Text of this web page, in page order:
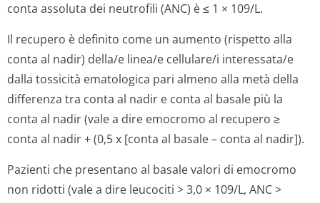
conta assoluta dei neutrofili (ANC) è ≤ 1 × 109/L.
Il recupero è definito come un aumento (rispetto alla
conta al nadir) della/e linea/e cellulare/i in­teressata/e
dalla tossicità ematologica pari almeno alla metà della
differenza tra conta al nadir e conta al basale più la
conta al nadir (vale a dire emocromo al recupero ≥
conta al nadir + (0,5 x [conta al basale – conta al nadir]).
Pazienti che presentano al basale valori di emocromo
non ridotti (vale a dire leucociti >3,0 × 109/L, ANC>